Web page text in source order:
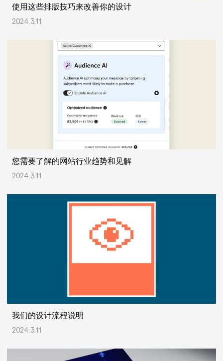
使用这些排版技巧来改善你的设计
2024.3.11
您需要了解的网站行业趋势和见解
2024.3.11
我们的设计流程说明
2024.3.11